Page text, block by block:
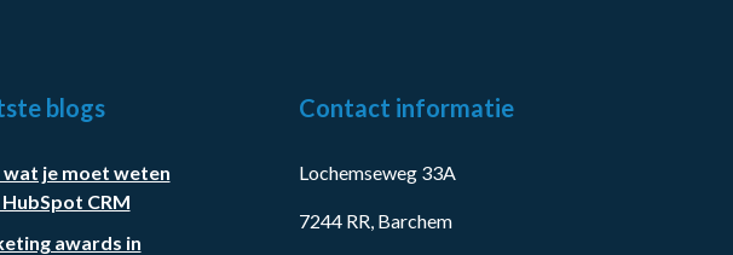
blogs
wat je moet weten
CRM
awards in
Contact informatie
Lochemseweg 33A
7244 RR, Barchem